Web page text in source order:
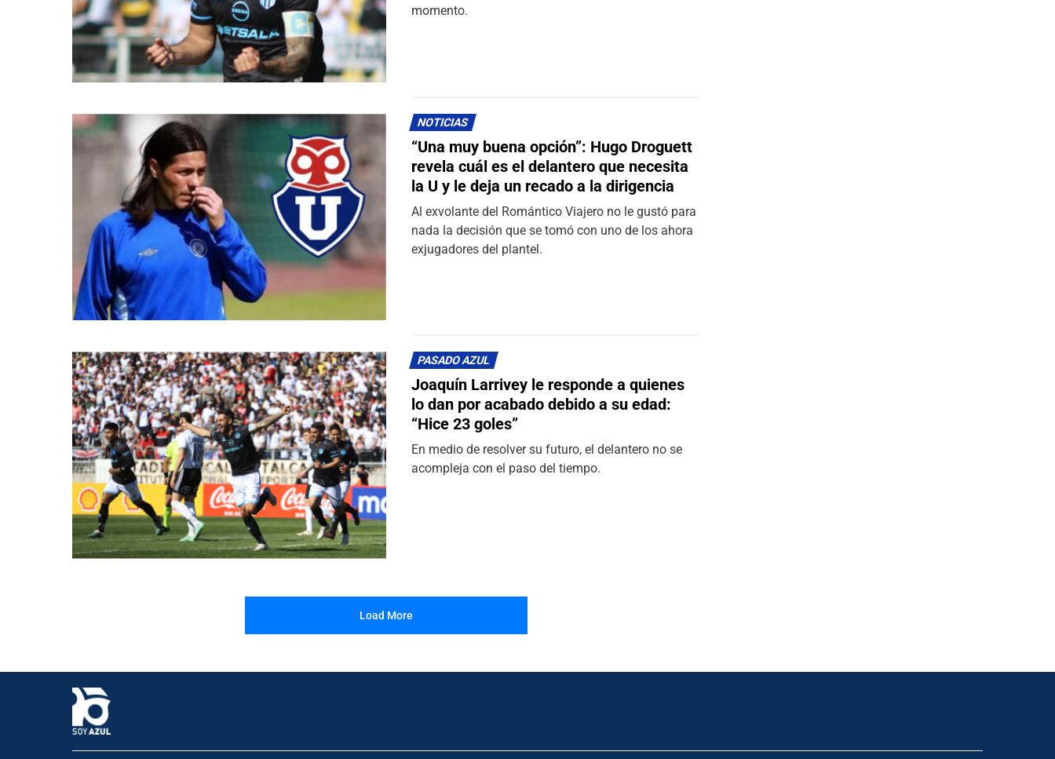
momento.
NOTICIAS
“Una muy buena opción”: Hugo Droguett
revela cuál es el delantero que necesita
la U y le deja un recado a la dirigencia
Al exvolante del Romántico Viajero no le gustó para
nada la decisión que se tomó con uno de los ahora
exjugadores del plantel.
PASADO AZUL
Joaquín Larrivey le responde a quienes
lo dan por acabado debido a su edad:
“Hice 23 goles”
En medio de resolver su futuro, el delantero no se
acompleja con el paso del tiempo.
Load More